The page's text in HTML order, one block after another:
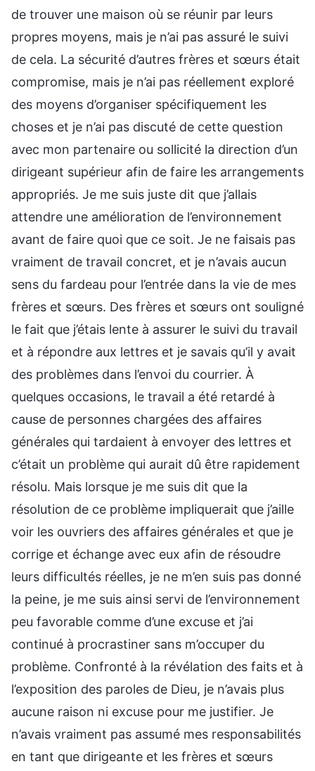
de trouver une maison où se réunir par leurs
propres moyens, mais je n’ai pas assuré le suivi
de cela. La sécurité d’autres frères et sœurs était
compromise, mais je n’ai pas réellement exploré
des moyens d’organiser spécifiquement les
choses et je n’ai pas discuté de cette question
avec mon partenaire ou sollicité la direction d’un
dirigeant supérieur afin de faire les arrangements
appropriés. Je me suis juste dit que j’allais
attendre une amélioration de l’environnement
avant de faire quoi que ce soit. Je ne faisais pas
vraiment de travail concret, et je n’avais aucun
sens du fardeau pour l’entrée dans la vie de mes
frères et sœurs. Des frères et sœurs ont souligné
le fait que j’étais lente à assurer le suivi du travail
et à répondre aux lettres et je savais qu’il y avait
des problèmes dans l’envoi du courrier. À
quelques occasions, le travail a été retardé à
cause de personnes chargées des affaires
générales qui tardaient à envoyer des lettres et
c’était un problème qui aurait dû être rapidement
résolu. Mais lorsque je me suis dit que la
résolution de ce problème impliquerait que j’aille
voir les ouvriers des affaires générales et que je
corrige et échange avec eux afin de résoudre
leurs difficultés réelles, je ne m’en suis pas donné
la peine, je me suis ainsi servi de l’environnement
peu favorable comme d’une excuse et j’ai
continué à procrastiner sans m’occuper du
problème. Confronté à la révélation des faits et à
l’exposition des paroles de Dieu, je n’avais plus
aucune raison ni excuse pour me justifier. Je
n’avais vraiment pas assumé mes responsabilités
en tant que dirigeante et les frères et sœurs